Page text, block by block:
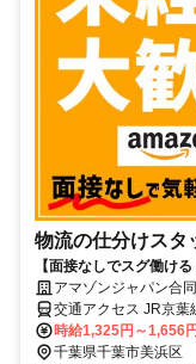
物流の仕分けスタ
【面接なしでスグ働け
験OK！Amazon直接雇
UP！
アマゾンジャパン合
交通アクセス JR京葉
分 JR総武線本線「
バス運行あり ※自転
時給1,325円～1,656円
千葉県千葉市美浜区